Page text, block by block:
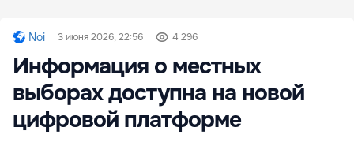
Noi 3 июня 2026, 22:56 4 296
Информация о местных
выборах доступна на новой
цифровой платформе